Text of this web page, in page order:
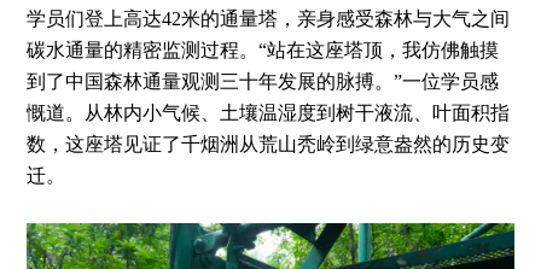
学员们登上高达42米的通量塔，亲身感受森林与大气之间
碳水通量的精密监测过程。“站在这座塔顶，我仿佛触摸
到了中国森林通量观测三十年发展的脉搏。”一位学员感
慨道。从林内小气候、土壤温湿度到树干液流、叶面积指
数，这座塔见证了千烟洲从荒山秃岭到绿意盎然的历史变
迁。